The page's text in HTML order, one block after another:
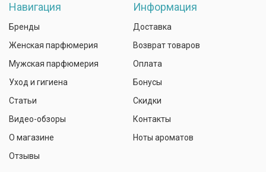
Навигация
Бренды
Женская парфюмерия
Мужская парфюмерия
Уход и гигиена
Статьи
Видео-обзоры
О магазине
Отзывы
Информация
Доставка
Возврат товаров
Оплата
Бонусы
Скидки
Контакты
Ноты ароматов